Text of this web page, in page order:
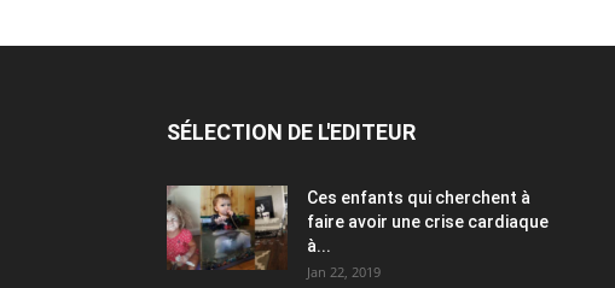
SÉLECTION DE L'EDITEUR
Ces enfants qui cherchent à
faire avoir une crise cardiaque
à...
Jan 22, 2019